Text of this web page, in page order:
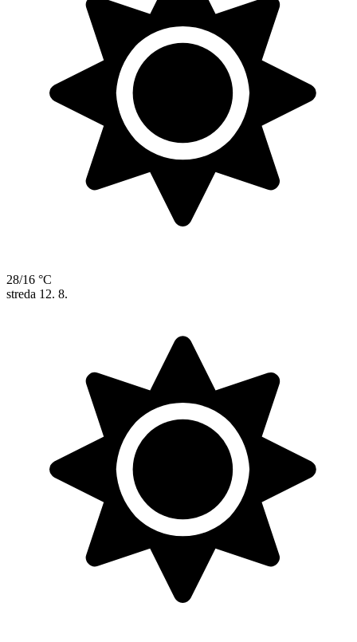
28/16 °C
streda 12. 8.